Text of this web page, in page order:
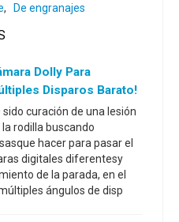
, De engranajes
Dolly Para
Disparos Barato!
sido curación de una lesión
la rodilla buscando
hacer para pasar el
digitales diferentesy
de la parada, en el
ángulos de disp